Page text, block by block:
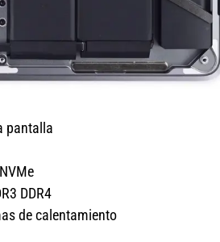
pantalla
DDR4
de calentamiento